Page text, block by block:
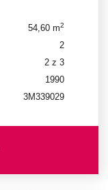
54,60 m2
2
2 z 3
1990
3M339029